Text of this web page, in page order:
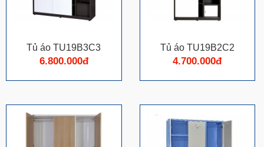
Tủ áo TU19B3C3
6.800.000đ
Tủ áo TU19B2C2
4.700.000đ